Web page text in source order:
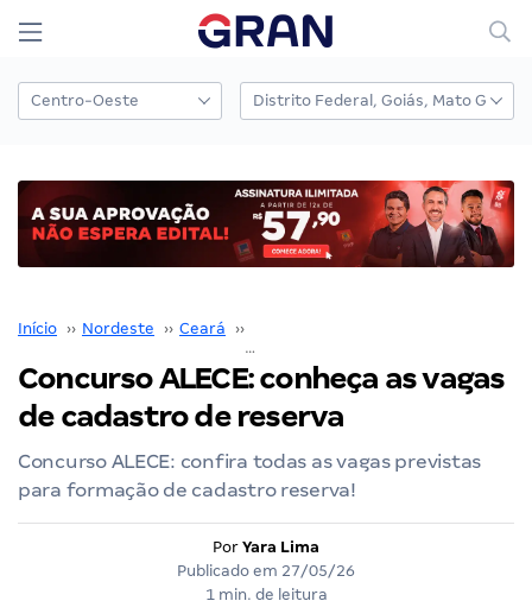
Início ›› Nordeste ›› Ceará ››
Concurso ALECE: conheça as vagas
de cadastro de reserva
Concurso ALECE: confira todas as vagas previstas
para formação de cadastro reserva!
Por Yara Lima
Publicado em 27/05/26
1 min. de leitura